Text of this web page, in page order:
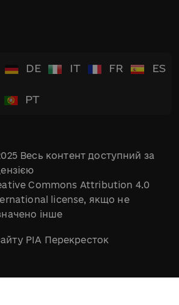
DE IT FR ES
PT
Весь контент доступний за
Commons Attribution 4.0
license, якщо не
інше
РІА Перекресток